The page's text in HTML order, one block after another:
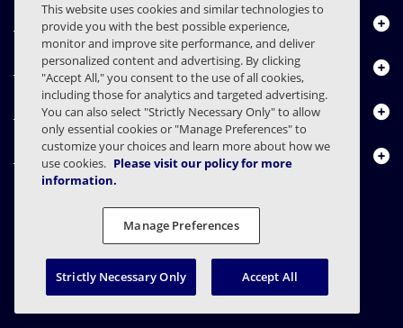
Chi siamo
Prodotti
Centro risorse
Contattaci
Informativa sulla privacy Note legali
Preferenze sulla privacy
Divulgazione responsabile
© 2003 - 2026 Mimecast Services Limited
This website uses cookies and similar technologies to
provide you with the best possible experience,
monitor and improve site performance, and deliver
personalized content and advertising. By clicking
"Accept All," you consent to the use of all cookies,
including those for analytics and targeted advertising.
You can also select "Strictly Necessary Only" to allow
only essential cookies or "Manage Preferences" to
customize your choices and learn more about how we
use cookies. Please visit our policy for more
information.
Manage Preferences
Strictly Necessary Only Accept All